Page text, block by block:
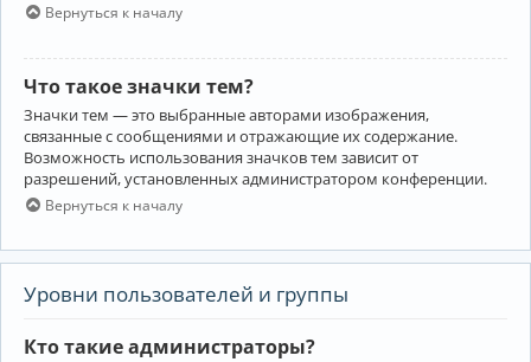
Вернуться к началу
Что такое значки тем?
Значки тем — это выбранные авторами изображения,
связанные с сообщениями и отражающие их содержание.
Возможность использования значков тем зависит от
разрешений, установленных администратором конференции.
Вернуться к началу
Уровни пользователей и группы
Кто такие администраторы?